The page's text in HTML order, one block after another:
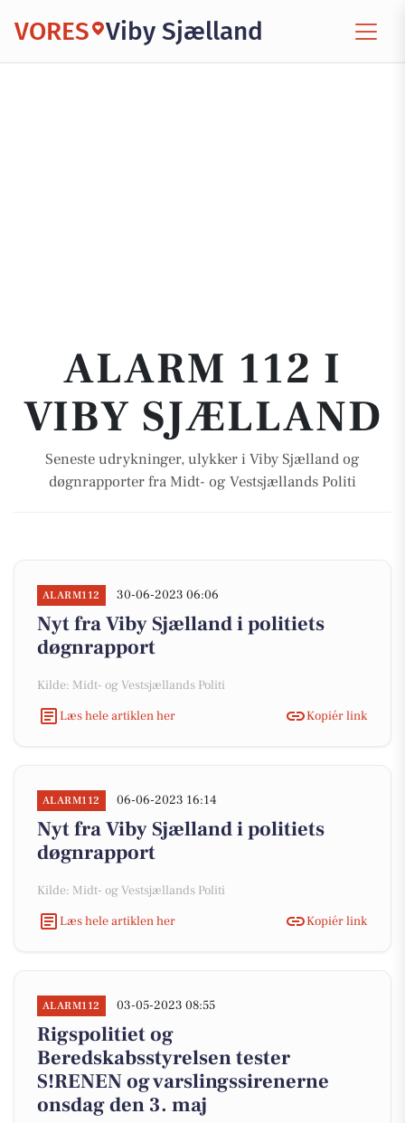
VORES Viby Sjælland
ALARM 112 I
VIBY SJÆLLAND
Seneste udrykninger, ulykker i Viby Sjælland og
døgnrapporter fra Midt- og Vestsjællands Politi
ALARM112 30-06-2023 06:06
Nyt fra Viby Sjælland i politiets
døgnrapport
Kilde: Midt- og Vestsjællands Politi
Læs hele artiklen her
Kopiér link
ALARM112 06-06-2023 16:14
Nyt fra Viby Sjælland i politiets
døgnrapport
Kilde: Midt- og Vestsjællands Politi
Læs hele artiklen her
Kopiér link
ALARM112 03-05-2023 08:55
Rigspolitiet og
Beredskabsstyrelsen tester
S!RENEN og varslingssirenerne
onsdag den 3. maj